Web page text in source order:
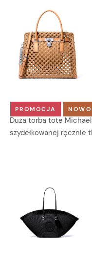
Duża torba tote
szydełkowanej ręcznie
PROMOCJA